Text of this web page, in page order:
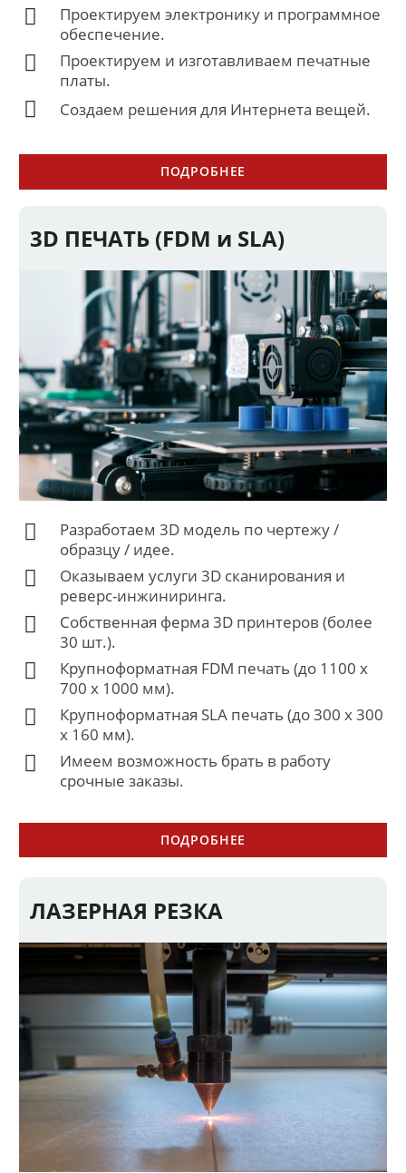
Проектируем электронику и программное
обеспечение.
Проектируем и изготавливаем печатные
платы.
Создаем решения для Интернета вещей.
ПОДРОБНЕЕ
3D ПЕЧАТЬ (FDM и SLA)
Разработаем 3D модель по чертежу /
образцу / идее.
Оказываем услуги 3D сканирования и
реверс-инжиниринга.
Собственная ферма 3D принтеров (более
30 шт.).
Крупноформатная FDM печать (до 1100 х
700 х 1000 мм).
Крупноформатная SLA печать (до 300 x 300
x 160 мм).
Имеем возможность брать в работу
срочные заказы.
ПОДРОБНЕЕ
ЛАЗЕРНАЯ РЕЗКА